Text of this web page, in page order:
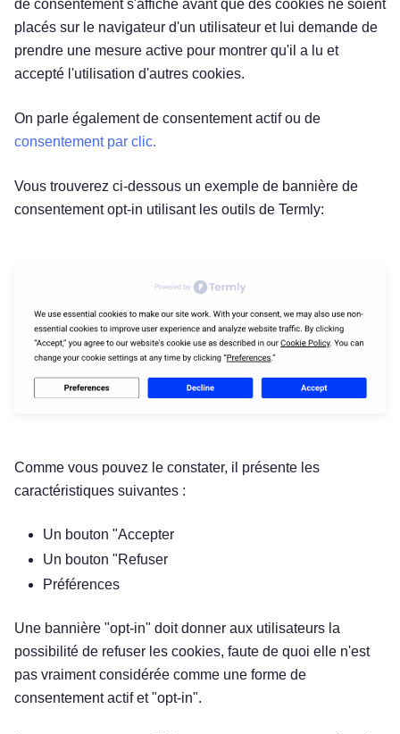
de consentement s'affiche avant que des cookies ne soient
placés sur le navigateur d'un utilisateur et lui demande de
prendre une mesure active pour montrer qu'il a lu et
accepté l'utilisation d'autres cookies.
On parle également de consentement actif ou de
consentement par clic.
Vous trouverez ci-dessous un exemple de bannière de
consentement opt-in utilisant les outils de Termly:
Comme vous pouvez le constater, il présente les
caractéristiques suivantes :
Un bouton "Accepter
Un bouton "Refuser
Préférences
Une bannière "opt-in" doit donner aux utilisateurs la
possibilité de refuser les cookies, faute de quoi elle n'est
pas vraiment considérée comme une forme de
consentement actif et "opt-in".